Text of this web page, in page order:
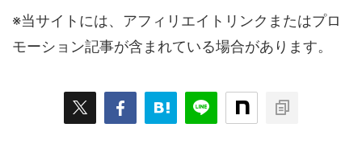
※当サイトには、アフィリエイトリンクまたはプロ
モーション記事が含まれている場合があります。